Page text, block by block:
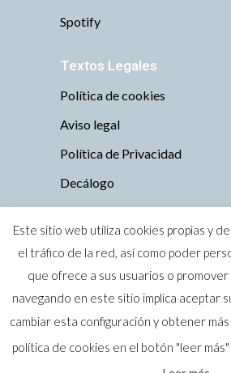
Spotify
Textos Legales
Política de cookies
Aviso legal
Política de Privacidad
Decálogo
Todos los derechos
perro es bienvenido ·
Marca Nacional nº 4004374
Patentes y Marcas)
Este sitio web utiliza cookies propias y
el tráfico de la red, así como poder
que ofrece a sus usuarios o promover
navegando en este sitio implica aceptar
cambiar esta configuración y obtener
política de cookies en el botón "leer más"